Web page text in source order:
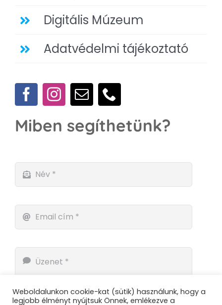
Digitális Múzeum
Adatvédelmi tájékoztató
Miben segíthetünk?
Weboldalunkon cookie-kat (sütik) használunk, hogy a
legjobb élményt nyújtsuk Önnek, emlékezve a